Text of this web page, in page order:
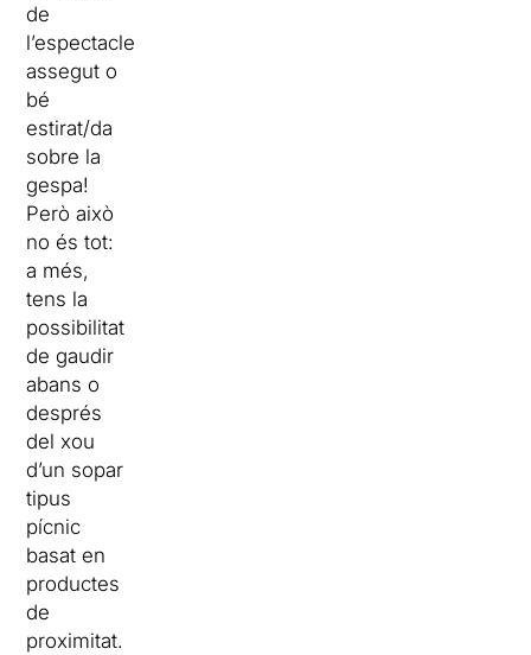
de
l’espectacle
assegut o
bé
estirat/da
sobre la
gespa!
Però això
no és tot:
a més,
tens la
possibilitat
de gaudir
abans o
després
del xou
d’un sopar
tipus
pícnic
basat en
productes
de
proximitat.